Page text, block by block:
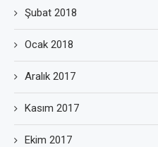
Şubat 2018
Ocak 2018
Aralık 2017
Kasım 2017
Ekim 2017